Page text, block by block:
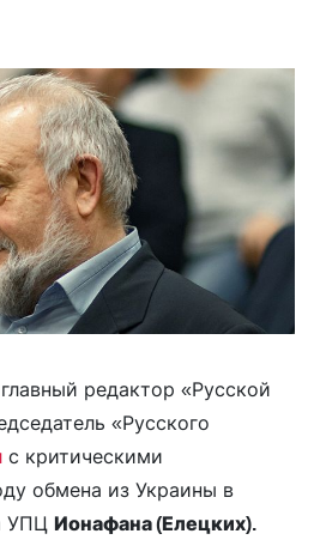
редактор «Русской
«Русского
с критическими
обмена из Украины в
УПЦ Ионафана (Елецких).